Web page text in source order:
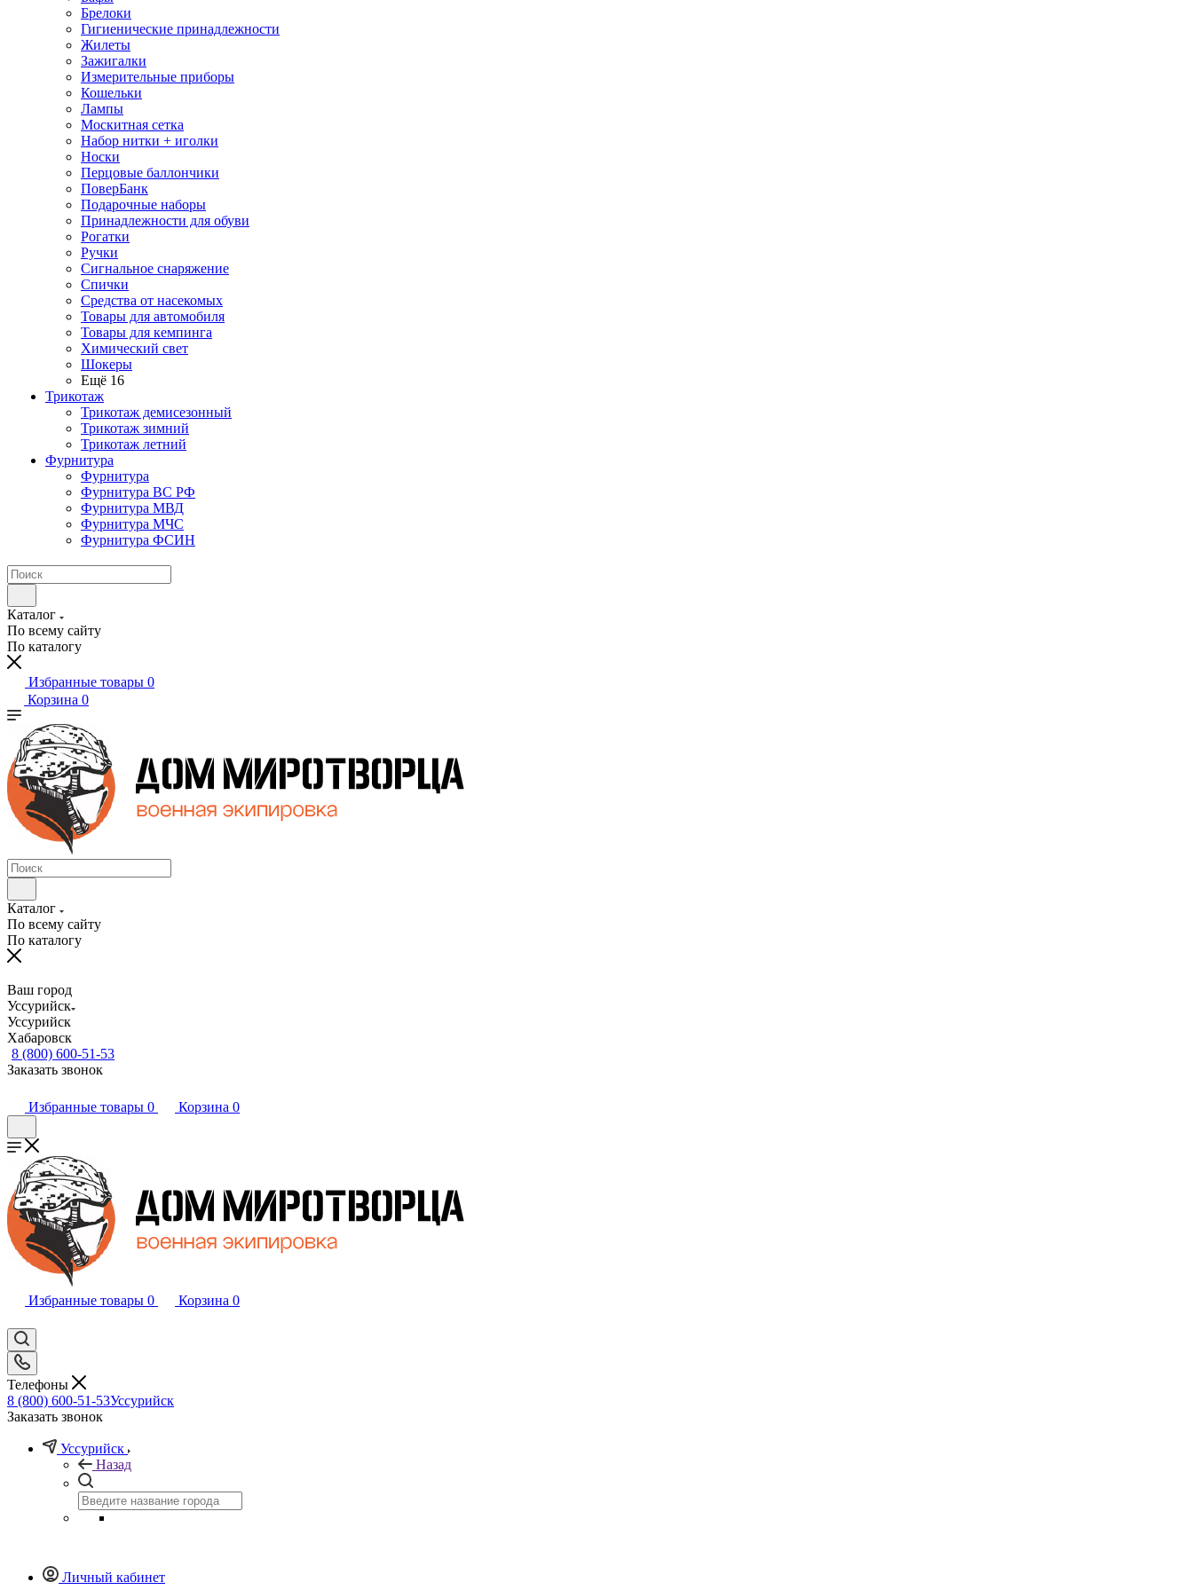
Брелоки
Гигиенические принадлежности
Жилеты
Зажигалки
Измерительные приборы
Кошельки
Лампы
Москитная сетка
Набор нитки + иголки
Носки
Перцовые баллончики
ПоверБанк
Подарочные наборы
Принадлежности для обуви
Рогатки
Ручки
Сигнальное снаряжение
Спички
Средства от насекомых
Товары для автомобиля
Товары для кемпинга
Химический свет
Шокеры
Ещё 16
Трикотаж
Трикотаж демисезонный
Трикотаж зимний
Трикотаж летний
Фурнитура
Фурнитура
Фурнитура ВС РФ
Фурнитура МВД
Фурнитура МЧС
Фурнитура ФСИН
Каталог
По всему сайту
По каталогу
Избранные товары 0
Корзина 0
Каталог
По всему сайту
По каталогу
Ваш город
Уссурийск
Уссурийск
Хабаровск
8 (800) 600-51-53
Заказать звонок
Избранные товары 0 Корзина 0
Избранные товары 0 Корзина 0
Телефоны
8 (800) 600-51-53Уссурийск
Заказать звонок
Уссурийск
Назад
Личный кабинет